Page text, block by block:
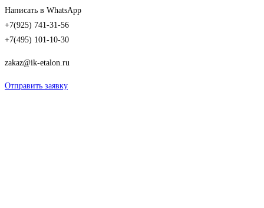
Написать в WhatsApp
+7(925) 741-31-56
+7(495) 101-10-30
zakaz@ik-etalon.ru
Отправить заявку